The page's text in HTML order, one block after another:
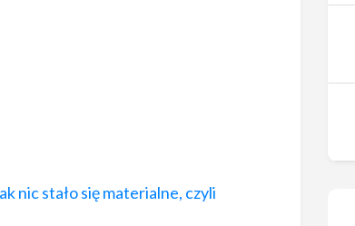
nic stało się materialne, czyli